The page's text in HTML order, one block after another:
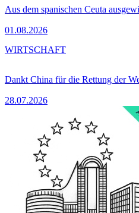
Aus dem spanischen Ceuta
01.08.2026
Dankt China für die Rettung der
28.07.2026
WIRTSCHAFT